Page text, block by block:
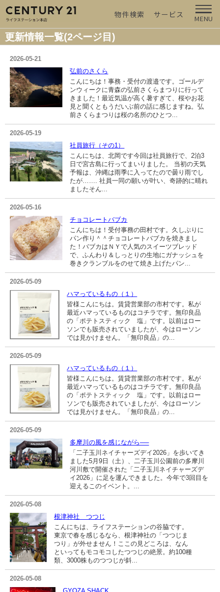
物件検索 サービス MENU
更新情報一覧(2ページ目)
2026-05-21
弘前のさくら
こんにちは！事務・受付の渡邉です。ゴールデ
ンウィークに青森の弘前さくらまつりに行って
きました！最近気温が高く暑すぎて、桜やお花
見と聞くともうだいぶ前の話に感じますね。弘
前さくらまつりは桜の名所のひとつ...
2026-05-19
社員旅行（その1）
こんにちは、北岡です今回は社員旅行で、2泊3
日で宮古島に行ってまいりました。 当初の天気
予報は、沖縄は雨季に入ってたので曇り雨でし
たが……. 社員一同の願いが叶い、奇跡的に晴れ
ました️そん...
2026-05-16
チョコレートバブカ
こんにちは！受付事務の田村です。久しぶりに
パン作り＾＾チョコレートバブカを焼きまし
た！バブカはＮＹで人気のスイーツブレッド
で、ふんわり＆しっとりの生地にガナッシュを
巻きクランブルをのせて焼き上げたパン...
2026-05-09
ハマっているもの（１）
皆様こんにちは。賃貸営業部の市村です。私が
最近ハマっているものはコチラです。無印良品
の「ポテトスティック 塩」です。以前はロー
ソンでも販売されていましたが、今はローソン
では見かけません。「無印良品」の...
2026-05-09
ハマっているもの（１）
皆様こんにちは。賃貸営業部の市村です。私が
最近ハマっているものはコチラです。無印良品
の「ポテトスティック 塩」です。以前はロー
ソンでも販売されていましたが、今はローソン
では見かけません。「無印良品」の...
2026-05-09
多摩川の風を感じながら──
「二子玉川ネイチャーズデイ2026」を歩いてき
ました5月9日（土）、二子玉川公園前の多摩川
河川敷で開催された「二子玉川ネイチャーズデ
イ2026」に足を運んできました。今年で3回目を
迎えるこのイベント。...
2026-05-08
根津神社 つつじ
こんにちは、ライフステーションの谷脇です。
東京で春を感じるなら、根津神社の「つつじま
つり」が外せません！ここの見どころは、なん
といってもモコモコしたつつじの絶景。約100種
類、3000株ものつつじが斜...
2026-05-08